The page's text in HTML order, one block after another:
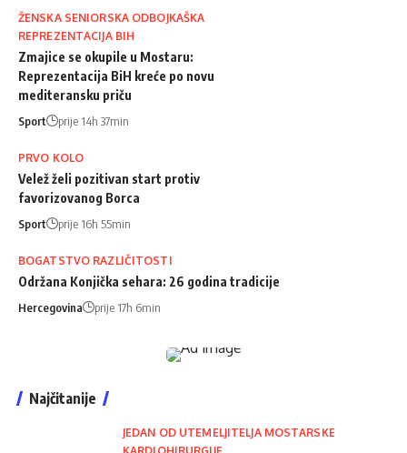
ŽENSKA SENIORSKA ODBOJKAŠKA
REPREZENTACIJA BIH
Zmajice se okupile u Mostaru:
Reprezentacija BiH kreće po novu
mediteransku priču
Sport prije 14h 37min
PRVO KOLO
Velež želi pozitivan start protiv
favorizovanog Borca
Sport prije 16h 55min
BOGATSTVO RAZLIČITOSTI
Održana Konjička sehara: 26 godina tradicije
Hercegovina prije 17h 6min
Najčitanije
JEDAN OD UTEMELJITELJA MOSTARSKE